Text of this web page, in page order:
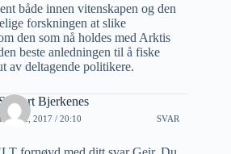
både innen vitenskapen og den
forskningen at slike
den som nå holdes med Arktis
beste anledningen til å fiske
av deltagende politikere.
Sigvart Bjerkenes
16 MAI, 2017 / 20:10 SVAR